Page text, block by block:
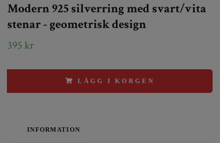
Modern 925 silverring med svart/vita
stenar - geometrisk design
395 kr
LÄGG I KORGEN
INFORMATION